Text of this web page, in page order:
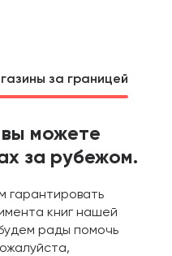
за границей
вы можете
за рубежом.
гарантировать
книг нашей
рады помочь